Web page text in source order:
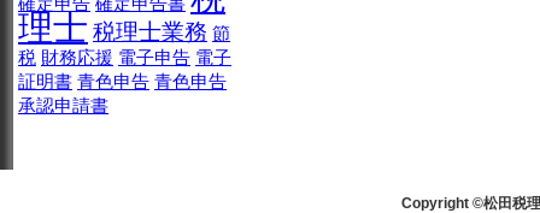
理士 税理士業務 節
税 財務応援 電子申告 電子
証明書 青色申告 青色申告
承認申請書
Copyright ©松田税